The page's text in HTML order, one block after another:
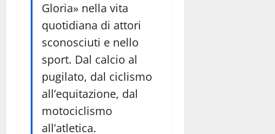
Gloria» nella vita
quotidiana di attori
sconosciuti e nello
sport. Dal calcio al
pugilato, dal ciclismo
all’equitazione, dal
motociclismo
all’atletica.